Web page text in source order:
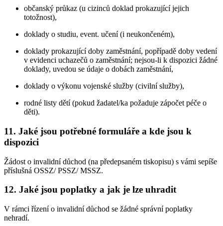
občanský průkaz (u cizinců doklad prokazující jejich
totožnost),
doklady o studiu, event. učení (i neukončeném),
doklady prokazující doby zaměstnání, popřípadě doby vedení
v evidenci uchazečů o zaměstnání; nejsou-li k dispozici žádné
doklady, uvedou se údaje o dobách zaměstnání,
doklady o výkonu vojenské služby (civilní služby),
rodné listy dětí (pokud žadatel/ka požaduje zápočet péče o
děti).
11. Jaké jsou potřebné formuláře a kde jsou k
dispozici
Žádost o invalidní důchod (na předepsaném tiskopisu) s vámi sepíše
příslušná OSSZ/ PSSZ/ MSSZ.
12. Jaké jsou poplatky a jak je lze uhradit
V rámci řízení o invalidní důchod se žádné správní poplatky
nehradí.